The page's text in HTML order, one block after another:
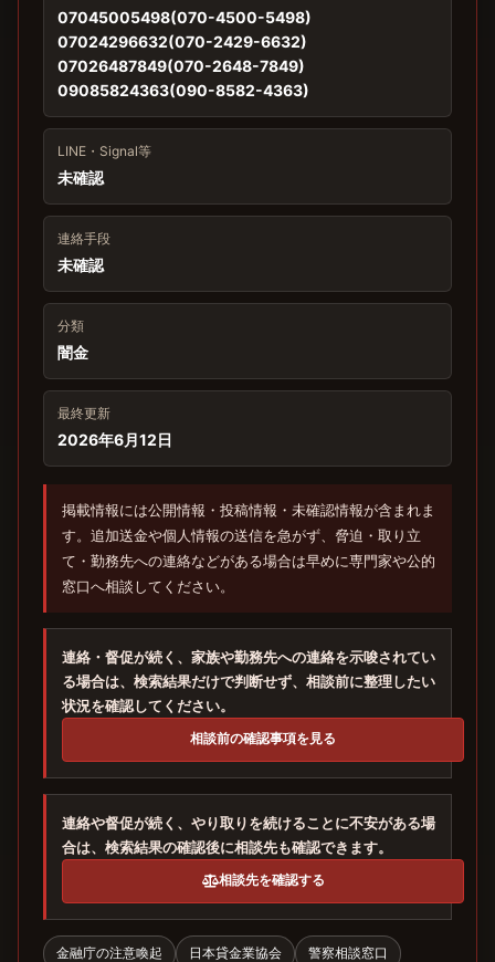
07045005498(070-4500-5498)
07024296632(070-2429-6632)
07026487849(070-2648-7849)
09085824363(090-8582-4363)
LINE・Signal等
未確認
連絡手段
未確認
分類
闇金
最終更新
2026年6月12日
掲載情報には公開情報・投稿情報・未確認情報が含まれま
す。追加送金や個人情報の送信を急がず、脅迫・取り立
て・勤務先への連絡などがある場合は早めに専門家や公的
窓口へ相談してください。
連絡・督促が続く、家族や勤務先への連絡を示唆されてい
る場合は、検索結果だけで判断せず、相談前に整理したい
状況を確認してください。
相談前の確認事項を見る
連絡や督促が続く、やり取りを続けることに不安がある場
合は、検索結果の確認後に相談先も確認できます。
相談先を確認する
金融庁の注意喚起 日本貸金業協会 警察相談窓口